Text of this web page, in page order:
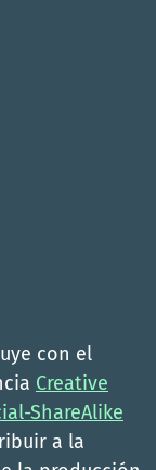
con el
Creative
ShareAlike
a la